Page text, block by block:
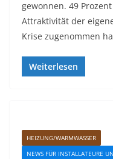
gewonnen. 49
Attraktivität der
Krise zugenommen
Weiterlesen
HEIZUNG/WARMWASSER
NEWS FÜR INSTALLATEURE